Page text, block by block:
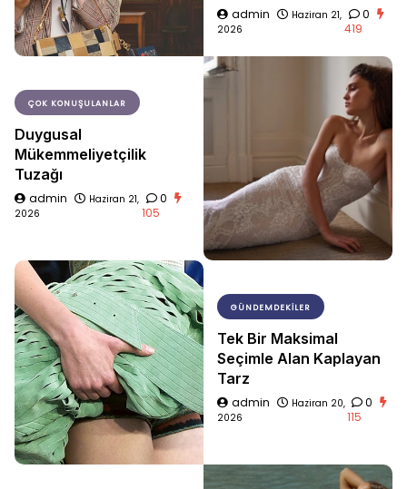
admin
Haziran 21,
2026
0
419
ÇOK KONUŞULANLAR
Duygusal
Mükemmeliyetçilik
Tuzağı
admin
Haziran 21,
2026
0
105
GÜNDEMDEKILER
Tek Bir Maksimal
Seçimle Alan Kaplayan
Tarz
admin
Haziran 20,
2026
0
115